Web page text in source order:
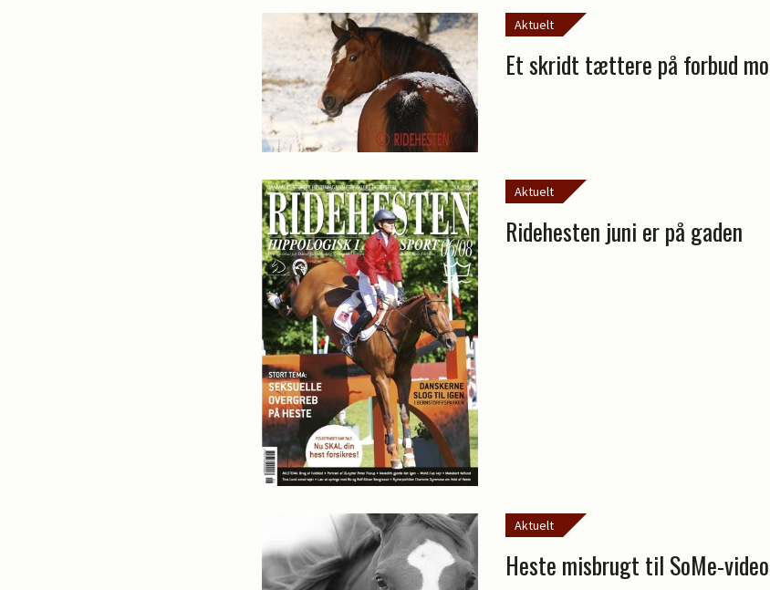
Aktuelt
Et skridt tættere på forbud
Aktuelt
Ridehesten juni er på gaden
Aktuelt
Heste misbrugt til SoMe-